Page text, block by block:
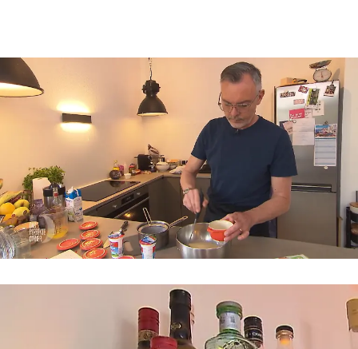
Das perfekte Dinner
Tobias serviert seine „Crème Cologne“ mit